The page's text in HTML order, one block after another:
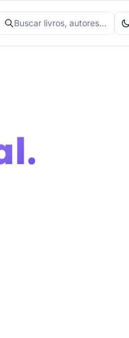
Buscar livros, autores...